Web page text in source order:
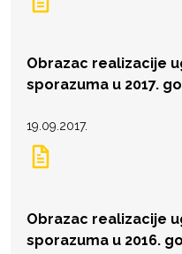
Obrazac realizacije
sporazuma u 2017.
19.09.2017.
Obrazac realizacije
sporazuma u 2016.